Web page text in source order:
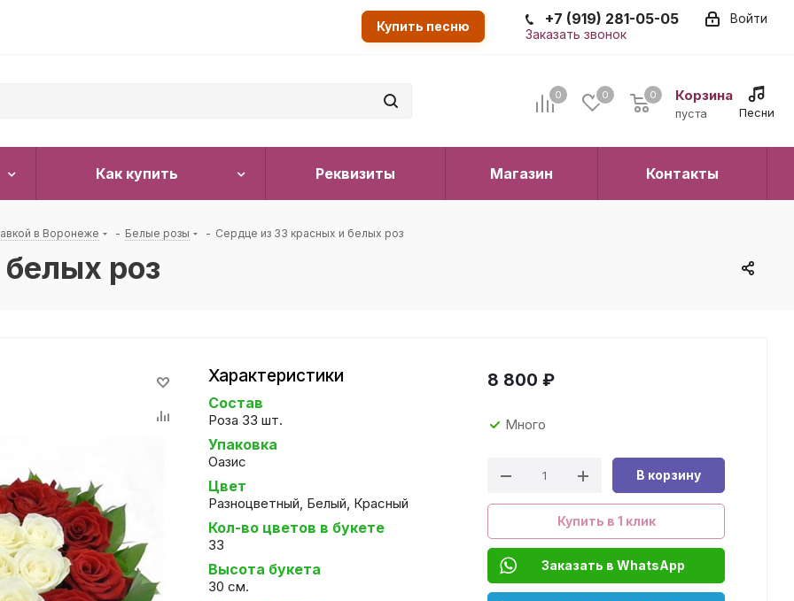
Войти
+7 (919) 281-05-05
Заказать звонок
Купить песню
0 0 Корзина
0
пуста
0
Песни
Как купить Реквизиты Магазин Контакты
в Воронеже - Белые розы - Сердце из 33 красных и белых роз
роз
Характеристики
Состав
Роза 33 шт.
Упаковка
Оазис
Цвет
Разноцветный, Белый, Красный
Кол-во цветов в букете
33
Высота букета
30 см.
8 800 ₽
Много
В корзину
Купить в 1 клик
Заказать в WhatsApp